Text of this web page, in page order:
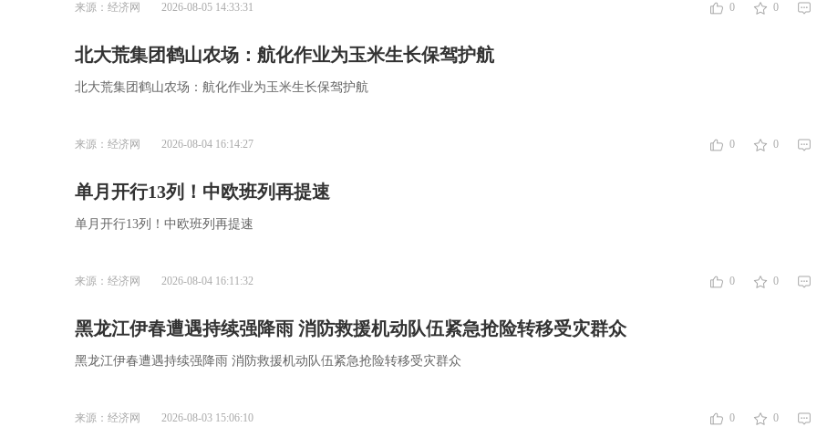
来源：经济网 2026-08-05 14:33:31 0 0
北大荒集团鹤山农场：航化作业为玉米生长保驾护航
北大荒集团鹤山农场：航化作业为玉米生长保驾护航
来源：经济网 2026-08-04 16:14:27 0 0
单月开行13列！中欧班列再提速
单月开行13列！中欧班列再提速
来源：经济网 2026-08-04 16:11:32 0 0
黑龙江伊春遭遇持续强降雨 消防救援机动队伍紧急抢险转移受灾群众
黑龙江伊春遭遇持续强降雨 消防救援机动队伍紧急抢险转移受灾群众
来源：经济网 2026-08-03 15:06:10 0 0